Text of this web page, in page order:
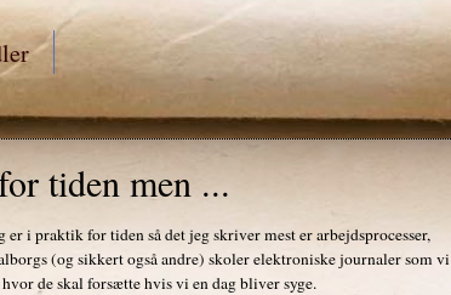
tiden men ...
i praktik for tiden så det jeg skriver mest er arbejdsprocesser,
(og sikkert også andre) skoler elektroniske journaler som vi
de skal forsætte hvis vi en dag bliver syge.